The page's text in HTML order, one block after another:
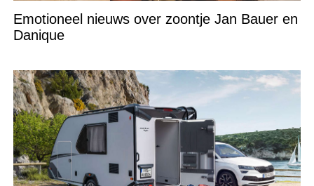
Emotioneel nieuws over zoontje Jan Bauer en
Danique